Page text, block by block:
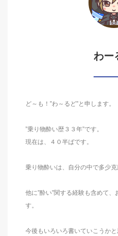
わー
ど～も！”わ～るど”と申します。
”乗り物酔い歴３３年”です。
現在は、４０半ばです。
乗り物酔いは、自分の中で多少克
他に”酔い”関する経験も含めて
す。
今後もいろいろ書いていこうかと